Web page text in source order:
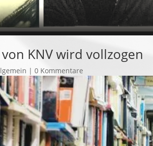
KNV wird vollzogen
| 0 Kommentare